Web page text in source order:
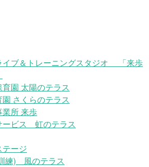
イブ＆トレーニングスタジオ 「来歩
園 太陽のテラス
さくらのテラス
業所 来歩
ービス 虹のテラス
ージ
練) 風のテラス